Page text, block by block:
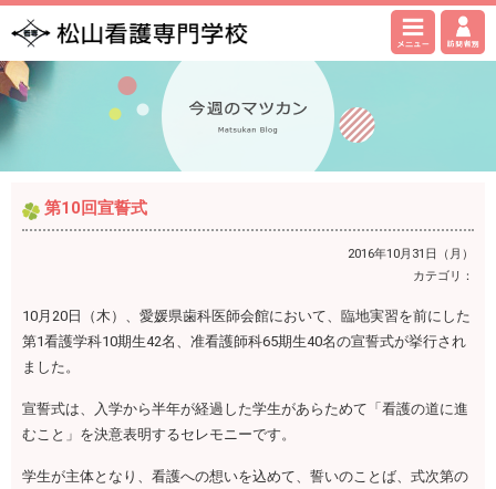
第10回宣誓式
2016年10月31日（月）
カテゴリ：
10月20日（木）、愛媛県歯科医師会館において、臨地実習を前にした
第1看護学科10期生42名、准看護師科65期生40名の宣誓式が挙行され
ました。
宣誓式は、入学から半年が経過した学生があらためて「看護の道に進
むこと」を決意表明するセレモニーです。
学生が主体となり、看護への想いを込めて、誓いのことば、式次第の